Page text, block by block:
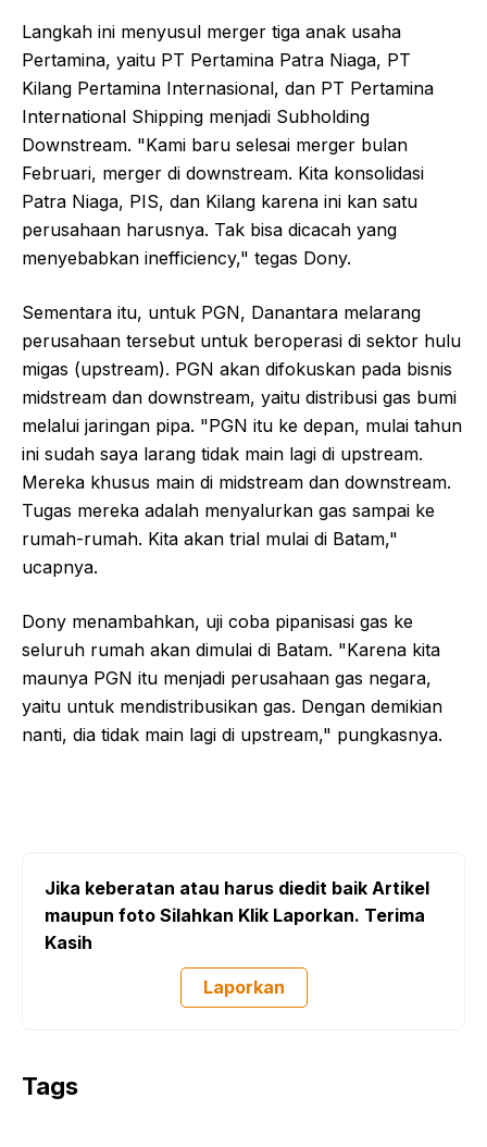
Langkah ini menyusul merger tiga anak usaha
Pertamina, yaitu PT Pertamina Patra Niaga, PT
Kilang Pertamina Internasional, dan PT Pertamina
International Shipping menjadi Subholding
Downstream. "Kami baru selesai merger bulan
Februari, merger di downstream. Kita konsolidasi
Patra Niaga, PIS, dan Kilang karena ini kan satu
perusahaan harusnya. Tak bisa dicacah yang
menyebabkan inefficiency," tegas Dony.
Sementara itu, untuk PGN, Danantara melarang
perusahaan tersebut untuk beroperasi di sektor hulu
migas (upstream). PGN akan difokuskan pada bisnis
midstream dan downstream, yaitu distribusi gas bumi
melalui jaringan pipa. "PGN itu ke depan, mulai tahun
ini sudah saya larang tidak main lagi di upstream.
Mereka khusus main di midstream dan downstream.
Tugas mereka adalah menyalurkan gas sampai ke
rumah-rumah. Kita akan trial mulai di Batam,"
ucapnya.
Dony menambahkan, uji coba pipanisasi gas ke
seluruh rumah akan dimulai di Batam. "Karena kita
maunya PGN itu menjadi perusahaan gas negara,
yaitu untuk mendistribusikan gas. Dengan demikian
nanti, dia tidak main lagi di upstream," pungkasnya.
Jika keberatan atau harus diedit baik Artikel
maupun foto Silahkan Klik Laporkan. Terima
Kasih
Laporkan
Tags